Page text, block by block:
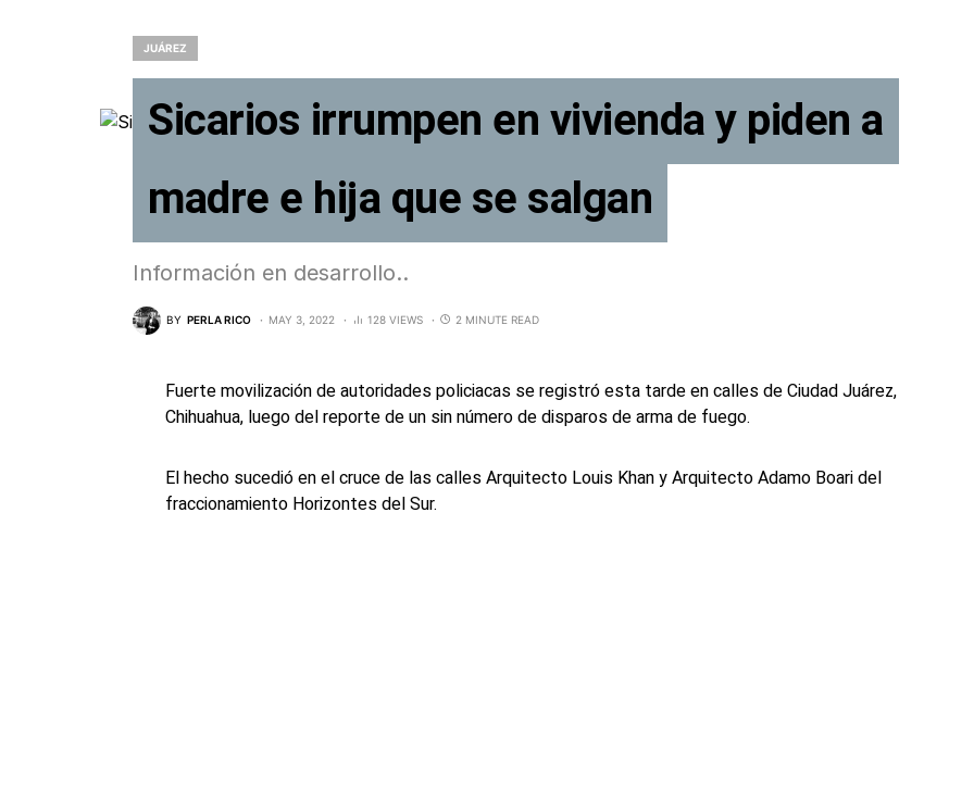
JUÁREZ
Sicarios irrumpen en vivienda y piden a
madre e hija que se salgan
Información en desarrollo..
BY PERLA RICO MAY 3, 2022 128 VIEWS 2 MINUTE READ
Fuerte movilización de autoridades policiacas se registró esta tarde en calles de Ciudad Juárez,
Chihuahua, luego del reporte de un sin número de disparos de arma de fuego.
El hecho sucedió en el cruce de las calles Arquitecto Louis Khan y Arquitecto Adamo Boari del
fraccionamiento Horizontes del Sur.